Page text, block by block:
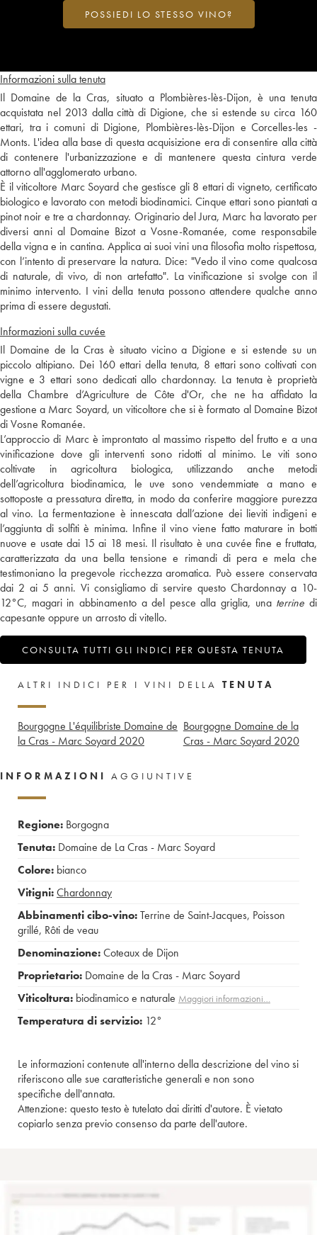
Informazioni sulla tenuta
Il Domaine de la Cras, situato a Plombières-lès-Dijon, è una tenuta
acquistata nel 2013 dalla città di Digione, che si estende su circa 160
ettari, tra i comuni di Digione, Plombières-lès-Dijon e Corcelles-les -
Monts. L'idea alla base di questa acquisizione era di consentire alla città
di contenere l'urbanizzazione e di mantenere questa cintura verde
attorno all'agglomerato urbano.
È il viticoltore Marc Soyard che gestisce gli 8 ettari di vigneto, certificato
biologico e lavorato con metodi biodinamici. Cinque ettari sono piantati a
pinot noir e tre a chardonnay. Originario del Jura, Marc ha lavorato per
diversi anni al Domaine Bizot a Vosne-Romanée, come responsabile
della vigna e in cantina. Applica ai suoi vini una filosofia molto rispettosa,
con l’intento di preservare la natura. Dice: "Vedo il vino come qualcosa
di naturale, di vivo, di non artefatto". La vinificazione si svolge con il
minimo intervento. I vini della tenuta possono attendere qualche anno
prima di essere degustati.
Informazioni sulla cuvée
Il Domaine de la Cras è situato vicino a Digione e si estende su un
piccolo altipiano. Dei 160 ettari della tenuta, 8 ettari sono coltivati con
vigne e 3 ettari sono dedicati allo chardonnay. La tenuta è proprietà
della Chambre d’Agriculture de Côte d'Or, che ne ha affidato la
gestione a Marc Soyard, un viticoltore che si è formato al Domaine Bizot
di Vosne Romanée.
L’approccio di Marc è improntato al massimo rispetto del frutto e a una
vinificazione dove gli interventi sono ridotti al minimo. Le viti sono
coltivate in agricoltura biologica, utilizzando anche metodi
dell’agricoltura biodinamica, le uve sono vendemmiate a mano e
sottoposte a pressatura diretta, in modo da conferire maggiore purezza
al vino. La fermentazione è innescata dall’azione dei lieviti indigeni e
l’aggiunta di solfiti è minima. Infine il vino viene fatto maturare in botti
nuove e usate dai 15 ai 18 mesi. Il risultato è una cuvée fine e fruttata,
caratterizzata da una bella tensione e rimandi di pera e mela che
testimoniano la pregevole ricchezza aromatica. Può essere conservata
dai 2 ai 5 anni. Vi consigliamo di servire questo Chardonnay a 10-
12°C, magari in abbinamento a del pesce alla griglia, una terrine di
capesante oppure un arrosto di vitello.
CONSULTA TUTTI GLI INDICI PER QUESTA TENUTA
POSSIEDI LO STESSO VINO?
ALTRI INDICI PER I VINI DELLA TENUTA
Bourgogne L'équilibriste Domaine de
la Cras - Marc Soyard 2020
Bourgogne Domaine de la
Cras - Marc Soyard 2020
INFORMAZIONI AGGIUNTIVE
Regione: Borgogna
Tenuta: Domaine de La Cras - Marc Soyard
Colore: bianco
Vitigni:Chardonnay
Abbinamenti cibo-vino:Terrine de Saint-Jacques, Poisson
grillé, Rôti de veau
Denominazione:Coteaux de Dijon
Proprietario: Domaine de la Cras - Marc Soyard
Viticoltura: biodinamico e naturale Maggiori informazioni…
Temperatura di servizio: 12°
Le informazioni contenute all'interno della descrizione del vino si
riferiscono alle sue caratteristiche generali e non sono
specifiche dell'annata.
Attenzione: questo testo è tutelato dai diritti d'autore. È vietato
copiarlo senza previo consenso da parte dell'autore.